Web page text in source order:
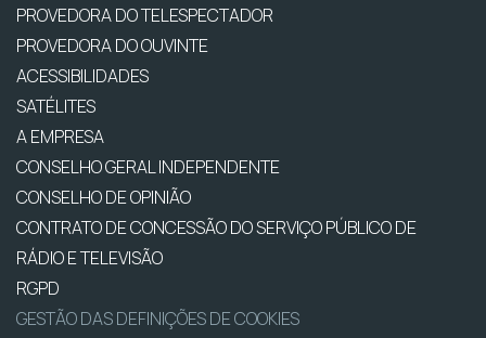
PROVEDORA DO TELESPECTADOR
PROVEDORA DO OUVINTE
ACESSIBILIDADES
SATÉLITES
A EMPRESA
CONSELHO GERAL INDEPENDENTE
CONSELHO DE OPINIÃO
CONTRATO DE CONCESSÃO DO SERVIÇO PÚBLICO DE
RÁDIO E TELEVISÃO
RGPD
GESTÃO DAS DEFINIÇÕES DE COOKIES